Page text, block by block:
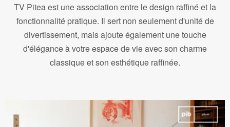
TV Pitea est une association entre le design raffiné et la
fonctionnalité pratique. Il sert non seulement d'unité de
divertissement, mais ajoute également une touche
d'élégance à votre espace de vie avec son charme
classique et son esthétique raffinée.